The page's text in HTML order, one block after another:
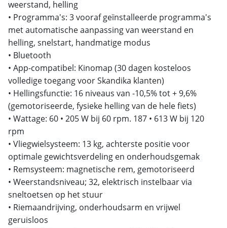
weerstand, helling
• Programma's: 3 vooraf geïnstalleerde programma's
met automatische aanpassing van weerstand en
helling, snelstart, handmatige modus
• Bluetooth
• App-compatibel: Kinomap (30 dagen kosteloos
volledige toegang voor Skandika klanten)
• Hellingsfunctie: 16 niveaus van -10,5% tot + 9,6%
(gemotoriseerde, fysieke helling van de hele fiets)
• Wattage: 60 • 205 W bij 60 rpm. 187 • 613 W bij 120
rpm
• Vliegwielsysteem: 13 kg, achterste positie voor
optimale gewichtsverdeling en onderhoudsgemak
• Remsysteem: magnetische rem, gemotoriseerd
• Weerstandsniveau; 32, elektrisch instelbaar via
sneltoetsen op het stuur
• Riemaandrijving, onderhoudsarm en vrijwel
geruisloos